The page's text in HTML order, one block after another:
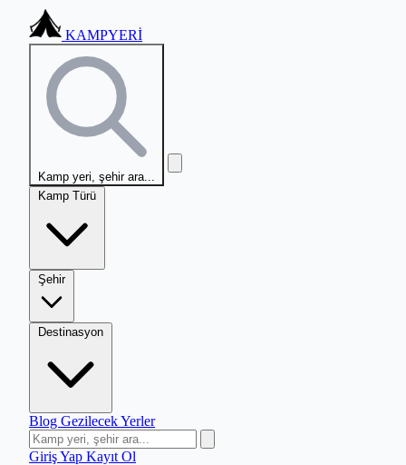
KAMPYERİ
Kamp yeri, şehir ara...
Kamp Türü
Şehir
Destinasyon
Blog Gezilecek Yerler
Giriş Yap Kayıt Ol